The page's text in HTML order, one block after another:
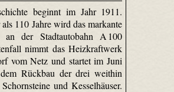
beginnt im Jahr 1911.
110 Jahre wird das markante
an der Stadtautobahn A 100
nimmt das Heizkraftwerk
vom Netz und startet im Juni
Rückbau der drei weithin
und Kesselhäuser.